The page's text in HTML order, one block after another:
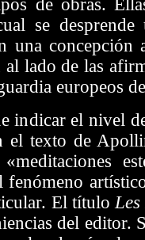
de obras.
se desprende
una concepción
lado de las
europeos
indicar el nivel
el texto de
fenómeno
El títuloLes
del editor.